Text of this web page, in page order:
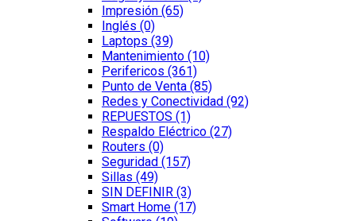
Impresión (65)
Inglés (0)
Laptops (39)
Mantenimiento (10)
Perifericos (361)
Punto de Venta (85)
Redes y Conectividad (92)
REPUESTOS (1)
Respaldo Eléctrico (27)
Routers (0)
Seguridad (157)
Sillas (49)
SIN DEFINIR (3)
Smart Home (17)